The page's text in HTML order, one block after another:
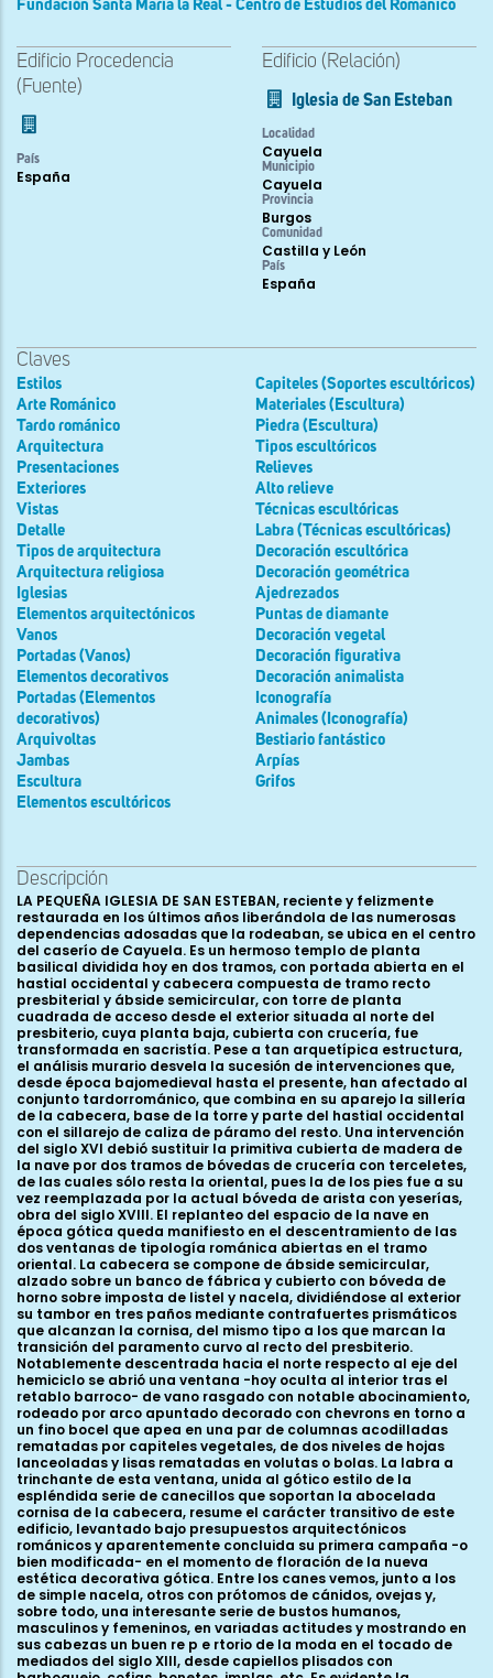
Fundación Santa María la Real - Centro de Estudios del Románico
Edificio Procedencia
(Fuente)
País
España
Edificio (Relación)
Iglesia de San Esteban
Localidad
Cayuela
Municipio
Cayuela
Provincia
Burgos
Comunidad
Castilla y León
País
España
Claves
Estilos
Arte Románico
Tardo románico
Arquitectura
Presentaciones
Exteriores
Vistas
Detalle
Tipos de arquitectura
Arquitectura religiosa
Iglesias
Elementos arquitectónicos
Vanos
Portadas (Vanos)
Elementos decorativos
Portadas (Elementos
decorativos)
Arquivoltas
Jambas
Escultura
Elementos escultóricos
Capiteles (Soportes escultóricos)
Materiales (Escultura)
Piedra (Escultura)
Tipos escultóricos
Relieves
Alto relieve
Técnicas escultóricas
Labra (Técnicas escultóricas)
Decoración escultórica
Decoración geométrica
Ajedrezados
Puntas de diamante
Decoración vegetal
Decoración figurativa
Decoración animalista
Iconografía
Animales (Iconografía)
Bestiario fantástico
Arpías
Grifos
Descripción
LA PEQUEÑA IGLESIA DE SAN ESTEBAN, reciente y felizmente restaurada en los últimos años liberándola de las numerosas dependencias adosadas que la rodeaban, se ubica en el centro del caserío de Cayuela. Es un hermoso templo de planta basilical dividida hoy en dos tramos, con portada abierta en el hastial occidental y cabecera compuesta de tramo recto presbiterial y ábside semicircular, con torre de planta cuadrada de acceso desde el exterior situada al norte del presbiterio, cuya planta baja, cubierta con crucería, fue transformada en sacristía. Pese a tan arquetípica estructura, el análisis murario desvela la sucesión de intervenciones que, desde época bajomedieval hasta el presente, han afectado al conjunto tardorrománico, que combina en su aparejo la sillería de la cabecera, base de la torre y parte del hastial occidental con el sillarejo de caliza de páramo del resto. Una intervención del siglo XVI debió sustituir la primitiva cubierta de madera de la nave por dos tramos de bóvedas de crucería con terceletes, de las cuales sólo resta la oriental, pues la de los pies fue a su vez reemplazada por la actual bóveda de arista con yeserías, obra del siglo XVIII. El replanteo del espacio de la nave en época gótica queda manifiesto en el descentramiento de las dos ventanas de tipología románica abiertas en el tramo oriental. La cabecera se compone de ábside semicircular, alzado sobre un banco de fábrica y cubierto con bóveda de horno sobre imposta de listel y nacela, dividiéndose al exterior su tambor en tres paños mediante contrafuertes prismáticos que alcanzan la cornisa, del mismo tipo a los que marcan la transición del paramento curvo al recto del presbiterio. Notablemente descentrada hacia el norte respecto al eje del hemiciclo se abrió una ventana -hoy oculta al interior tras el retablo barroco- de vano rasgado con notable abocinamiento, rodeado por arco apuntado decorado con chevrons en torno a un fino bocel que apea en una par de columnas acodilladas rematadas por capiteles vegetales, de dos niveles de hojas lanceoladas y lisas rematadas en volutas o bolas. La labra a trinchante de esta ventana, unida al gótico estilo de la espléndida serie de canecillos que soportan la abocelada cornisa de la cabecera, resume el carácter transitivo de este edificio, levantado bajo presupuestos arquitectónicos románicos y aparentemente concluida su primera campaña -o bien modificada- en el momento de floración de la nueva estética decorativa gótica. Entre los canes vemos, junto a los de simple nacela, otros con prótomos de cánidos, ovejas y, sobre todo, una interesante serie de bustos humanos, masculinos y femeninos, en variadas actitudes y mostrando en sus cabezas un buen re p e rtorio de la moda en el tocado de mediados del siglo XIII, desde capiellos plisados con barboquejo, cofias, bonetes, implas, etc. Es evidente la asociación entre algunas figuras, apareciendo otras de aire grotesco, como el personaje de boca abierta mostrando la lengua, y aun maléfico, caso de la cornuda figura masculina de rizada cabellera y cejas fruncidas. Da paso al hemiciclo desde el presbiterio un arco apuntado y doblado que apoya en pilastras semicruciformes coronadas por imposta de filete y nacela, continuación de la absidal. El tramo recto se cubre con bóveda de cañón apuntado, apreciándose en su muro meridional la roza de una ventana cegada con restos de policromía. El arco triunfal que lo separa de la nave es igualmente apuntado y doblado, apeando en responsiones con semicolumnas adosadas, de basas de perfil ático con toro inferior aplastado, sobre plinto y alto zócalo prismático. El capitel del lado del evangelio es vegetal, con dos pisos de hojas lisas con brotes en sus puntas y cimacio de nacelas escalonadas, mientras que el de la epístola, muy deteriorado, muestra decoración figurada de difícil lectura debido a las fracturas. Con reservas creemos reconocer en sus nimbadas figuras un reducido ciclo de la Natividad, con la Anunciación y Visitación ocupando la cara que mira al altar, seguida quizá de una Epifanía y Natividad, correspondiendo a los Magos las tres figuras nimbadas (de las que restan sólo dos) que portan objetos en sus manos y parecen dirigirse a la fracturada figura de la Virgen, con Jesús en su regazo, tras la que aparece -en la otra cara corta- la sirvienta descorriendo una cortina. El cimacio se decora con dos bandas de triángulos perlados. Las dos ventanas del tramo oriental de la nave, con derrame al interior, muestran arcos doblados y netamente apuntados, decorándose sus capiteles con hojas lanceoladas lisas acogiendo brotes carnosos en sus puntas la meridional y un león rampante y hojas de tratamiento espinoso la norte. Al exterior, la ventana sur fue modificada con el añadido de un arco adintelado que sustituye al original, aunque conserva la pareja de columnas acodilladas, rematadas por un simple capitel de hojas lisas con bayas en sus puntas y otro de helechos de seco tratamiento. La ventana septentrional, hoy cegada, repite su estructura al exterior, coronándose las semicolumnas con sendas máscaras humanas, imberbe la del capitel izquierdo y con diadema, larga cabellera y barba de puntas rizadas la del derecho. Sus cimacios se decoran con hojas acogolladas con ramillete inscritas en los roleos formados por un ondulante tallo. La moderna reforma de las cubiertas, que recreció los muros de la nave, añadió además como contrarresto del fajón dos potentes contrafuertes rematados en talud en el muro sur, y uno sólo en el norte. Al interior, este arco apea en sendas pilastras con columnas acodilladas rematadas por capiteles renacientes. Vestigios de una portada de arco apuntado y cegado son visibles al exterior en el lienzo oriental de la fachada norte, en el espacio que interiormente ocupa hoy una hornacina. Junto a ella se dispuso un altar bajo arcosolio a modo de capilla, encarg ada en 1616 por Juan Vaca Calderón y su mujer Juana de Guevara según la lápida que acompaña al escudo de armas del matrimonio. El muro meridional conserva, remontada, la primitiva cornisa, decorada con puntas de diamante y sobre una serie de 24 canecillos en los que se combina la decoración vegetal, a base de flores octapétalas, hojas de puntas vueltas y crochets, con prótomos de animales -entre los que distinguimos un rugiente león y una cabeza de cerdo o jabalí- y figuras humanas, como las dos cabecitas unidas de tocado cónico, un personaje barbado, un efebo de acaracolados cabellos o un personaje desnudo que lleva sus manos sobre el vientre. La fachada norte ha perdido su cornisa, decorada con hojas acogolladas y ramillete central inscritas en roleos y recuperada durante la última restauración. Nos resta por analizar la compleja estructura de la torre de planta cuadrada que se dispone al norte del presbiterio, claramente descentrada respecto al eje de la nave. Ya dijimos que su planta baja, abovedada con crucería, hace hoy funciones de sacristía, siendo elevado y posmedieval el acceso exterior al cuerpo de campanas. El piso bajo, construido en sillería, se integra en el aparejo de la cabecera, por lo que parece contemporánea de ésta, aunque es posible que el piso alto, que acoge el cuerpo de campanas, con dos vanos de medio punto en cada lienzo, haya sido rehecho modernamente. El hastial occidental conserva las huellas del azaroso proceso constructivo del edificio, aunque hoy son apenas perceptibles las rozas del primitivo remate a piñón, sobre elevado en el siglo XVI. Bajo la moderna espadaña y sobre la portada se abrió una ventana de arco netamente apuntado y dos arquivoltas que reposan en una pareja de columnas acodilladas de capiteles vegetales de palmetas, hojas nervadas, acantos trepanados y helechos. Todo el aparejo se halla sumamente removido, siendo visibles varios fragmentos de cornisa del tipo a la de la fachada meridional. La portada se abre en un maltrecho antecuerpo de sillería de esta fachada occidental, anteriormente oculto por un angosto pórtico a dos aguas, afortunadamente hoy retirado. Consta el acceso de arco apuntado y liso, exornado por una banda de abilletado, y tres arquivoltas, la interior ornada con puntas de diamante y una mediacaña, la media con baquetón y perlado y la exterior con puntas de clavo y cenefa perlada. Apean en jambas escalonadas en las que se acodillan tres parejas de columnas de fustes monolíticos y deterioradas basas. Las impostas que las coronan, que se continúan por el antecuerpo, muestran variada decoración de triple hilera de billetes, tallos ondulantes con hojitas, dos filas de ondas y flores pentapétalas inscritas en clípeos. En los capiteles del lado izquierdo del espectador vemos, en el externo, tres grandes hojas nervadas con brotes en sus puntas; el central recibe una pareja de aves afrontadas que, en forzada contorsión, vuelven sus cuellos para picar la hoja avolutada que las divide, idéntica composición que manifiesta el capitel interior, en el que las aves han sido remplazadas por grifos. Las cestas del lado derecho de la portada muestran hojas lisas de nervio central y cogollos o bolas en las puntas y una pareja de dragones afrontados que comparten cabeza en el ángulo. Del primitivo tejaroz que coronaba el antecuerpo restan únicamente dos canecillos, decorado uno con una máscara monstruosa de ojos almendrados, barba y cabellos llameantes, puntiagudas orejas y aire maléfico, y el otro con un fracturado busto humano de acaracolada cabellera. Todo hace suponer que, si bien una primera campaña románica es la responsable del planteamiento general del edificio, probablemente a finales del siglo XII, a mediados de la siguiente centuria la fábrica sufrió notables alteraciones, que afectaron principalmente a la cabecera, torre y remate del hastial occidental. A estas intervenciones se sumaron las sucesivas reformas de las cubiertas en los siglos XVI y XVIII. Plenamente románica es la hermosa pila bautismal hoy conservada en el centro de la nave, a los pies. De copa troncocónica de 123 cm d